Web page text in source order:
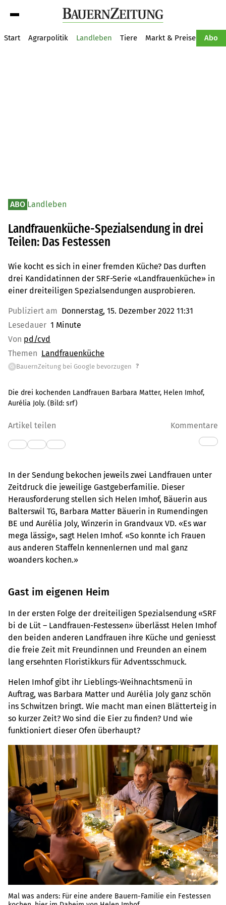
Start Agrarpolitik Landleben Tiere Markt & Preise Abo
ABO Landleben
Landfrauenküche-Spezialsendung in drei
Teilen: Das Festessen
Wie kocht es sich in einer fremden Küche? Das durften
drei Kandidatinnen der SRF-Serie «Landfrauenküche» in
einer dreiteiligen Spezialsendungen ausprobieren.
Publiziert am Donnerstag, 15. Dezember 2022 11:31
Lesedauer 1 Minute
Von pd/cvd
Themen Landfrauenküche
G BauernZeitung bei Google bevorzugen ?
Die drei kochenden Landfrauen Barbara Matter, Helen Imhof,
Aurélia Joly. (Bild: srf)
Artikel teilen Kommentare
In der Sendung bekochen jeweils zwei Landfrauen unter
Zeitdruck die jeweilige Gastgeberfamilie. Dieser
Herausforderung stellen sich Helen Imhof, Bäuerin aus
Balterswil TG, Barbara Matter Bäuerin in Rumendingen
BE und Aurélia Joly, Winzerin in Grandvaux VD. «Es war
mega lässig», sagt Helen Imhof. «So konnte ich Frauen
aus anderen Staffeln kennenlernen und mal ganz
woanders kochen.»
Gast im eigenen Heim
In der ersten Folge der dreiteiligen Spezialsendung «SRF
bi de Lüt – Landfrauen-Festessen» überlässt Helen Imhof
den beiden anderen Landfrauen ihre Küche und geniesst
die freie Zeit mit Freundinnen und Freunden an einem
lang ersehnten Floristikkurs für Adventsschmuck.
Helen Imhof gibt ihr Lieblings-Weihnachtsmenü in
Auftrag, was Barbara Matter und Aurélia Joly ganz schön
ins Schwitzen bringt. Wie macht man einen Blätterteig in
so kurzer Zeit? Wo sind die Eier zu finden? Und wie
funktioniert dieser Ofen überhaupt?
Mal was anders: Für eine andere Bauern-Familie ein Festessen